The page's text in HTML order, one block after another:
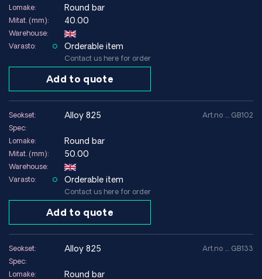
Lomake:
Round bar
Mitat. (mm): 40.00
Warehouse:
Varasto:
Orderable item
Contact us here for order
Add to quote
Seokset: alloy 825
Spec:
Lomake:
Round bar
Mitat. (mm): 50.00
Warehouse:
Varasto:
Orderable item
Contact us here for order
Add to quote
Art.no .... GB102
Seokset: alloy 825
Spec:
Lomake:
Round bar
Art.no .... GB133